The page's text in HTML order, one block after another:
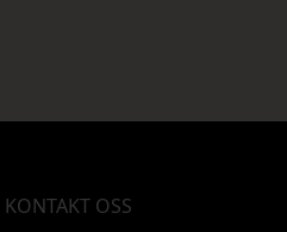
KONTAKT OSS